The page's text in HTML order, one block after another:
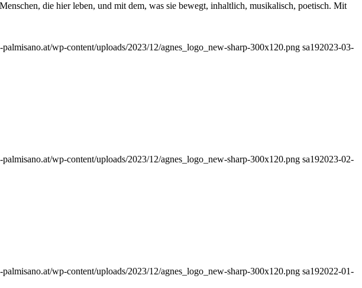
die hier leben, und mit dem, was sie bewegt, inhaltlich, musikalisch, poetisch. Mit
palmisano.at/wp-content/uploads/2023/12/agnes_logo_new-sharp-300x120.png sa192023-03-
palmisano.at/wp-content/uploads/2023/12/agnes_logo_new-sharp-300x120.png sa192023-02-
palmisano.at/wp-content/uploads/2023/12/agnes_logo_new-sharp-300x120.png sa192022-01-